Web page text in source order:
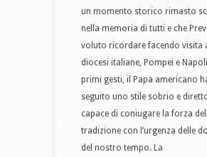
un momento storico rimasto
nella memoria di tutti e che
voluto ricordare facendo visita
diocesi italiane, Pompei e
primi gesti, il Papa americano
seguito uno stile sobrio e
capace di coniugare la forza
tradizione con l’urgenza delle
del nostro tempo. La